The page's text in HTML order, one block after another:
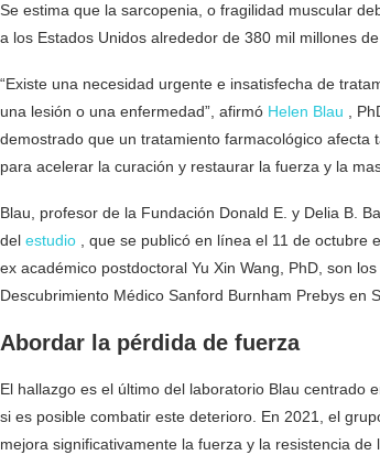
Se estima que la sarcopenia, o fragilidad muscular
a los Estados Unidos alrededor de 380 mil millones
“Existe una necesidad urgente e insatisfecha de
una lesión o una enfermedad”, afirmó Helen Blau ,
demostrado que un tratamiento farmacológico
para acelerar la curación y restaurar la fuerza y ​​la
Blau, profesor de la Fundación Donald E. y Delia B.
del estudio , que se publicó en línea el 11 de octubre
ex académico postdoctoral Yu Xin Wang, PhD, son
Descubrimiento Médico Sanford Burnham Prebys en
Abordar la pérdida de fuerza
El hallazgo es el último del laboratorio Blau centrado
si es posible combatir este deterioro. En 2021, el
mejora significativamente la fuerza y ​​la resistencia